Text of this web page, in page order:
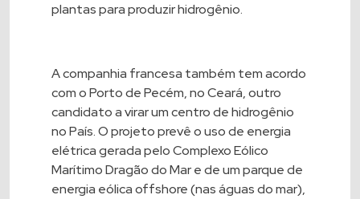
plantas para produzir hidrogênio.
A companhia francesa também tem acordo
com o Porto de Pecém, no Ceará, outro
candidato a virar um centro de hidrogênio
no País. O projeto prevê o uso de energia
elétrica gerada pelo Complexo Eólico
Marítimo Dragão do Mar e de um parque de
energia eólica offshore (nas águas do mar),